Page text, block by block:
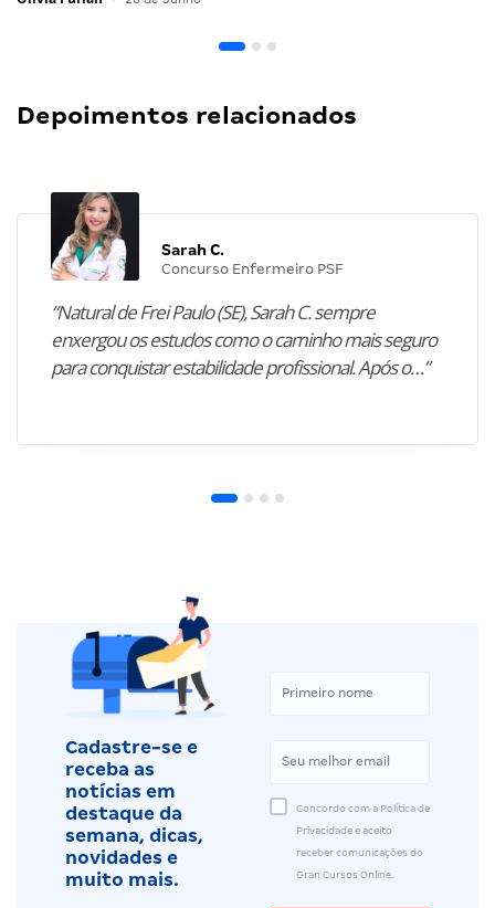
Depoimentos relacionados
Sarah C.
Concurso Enfermeiro PSF
“Natural de Frei Paulo (SE), Sarah C. sempre
enxergou os estudos como o caminho mais seguro
para conquistar estabilidade profissional. Após o…”
Cadastre-se e
receba as
notícias em
destaque da
semana, dicas,
novidades e
muito mais.
Concordo com a Política de
Privacidade e aceito
receber comunicações do
Gran Cursos Online.